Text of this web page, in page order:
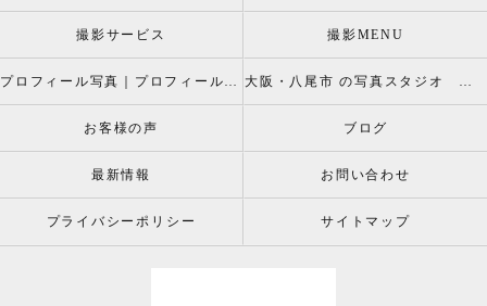
撮影サービス 撮影MENU
プロフィール写真｜プロフィールフォト 大阪・八尾市 の写真スタジオ 岡本スタジオ2026年七五三撮影特設ページ
お客様の声 ブログ
最新情報 お問い合わせ
プライバシーポリシー サイトマップ